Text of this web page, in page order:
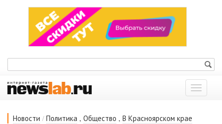
Показать
меню
Новости / Политика , Общество , В Красноярском крае